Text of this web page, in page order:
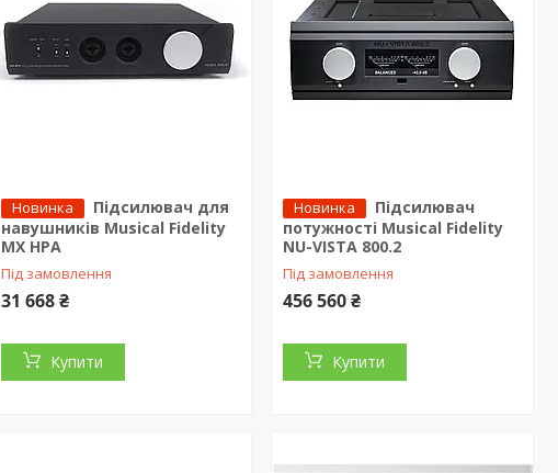
Новинка
Підсилювач для
навушників Musical Fidelity
MX HPA
Під замовлення
31 668 ₴
Купити
Новинка
Підсилювач
потужності Musical Fidelity
NU-VISTA 800.2
Під замовлення
456 560 ₴
Купити